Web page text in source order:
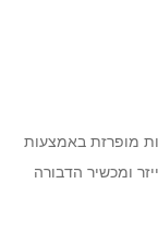
מופרזת באמצעות
ומכשיר הדבורה